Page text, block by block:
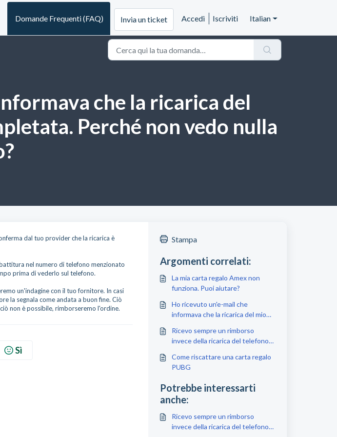
Domande Frequenti (FAQ) Invia un ticket Accedi Iscriviti Italian
che la ricarica del
Perché non vedo nulla
dal tuo provider che la ricarica è
nel numero di telefono menzionato
prima di vederlo sul telefono.
un'indagine con il tuo fornitore. In casi
la segnala come andata a buon fine. Ciò
non è possibile, rimborseremo l'ordine.
Sì
Stampa
Argomenti correlati:
La mia carta regalo Amex non
funziona. Puoi aiutare?
Ho ricevuto un'e-mail che
informava che la ricarica del mio
Perché non vedo nulla a riguardo
sul mio telefono?
Ricevo sempre un rimborso
invece della ricarica del telefono
successo. Perché?
Come riscattare una carta regalo
PUBG
Potrebbe interessarti
anche:
Ricevo sempre un rimborso
invece della ricarica del telefono